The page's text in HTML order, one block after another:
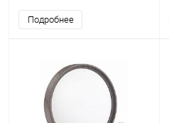
Подробнее